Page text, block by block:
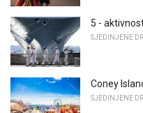
5 -
SJEDINJENE
Coney
SJEDINJENE